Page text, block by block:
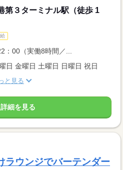
第３ターミナル駅（徒歩 1
：00（実働8時間／...
日 金曜日 土曜日 日曜日 祝日
と見る
細を見る
ウンジでバーテンダー